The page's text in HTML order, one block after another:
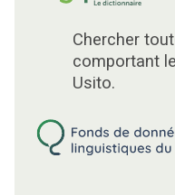
Chercher
comportant
Usito.